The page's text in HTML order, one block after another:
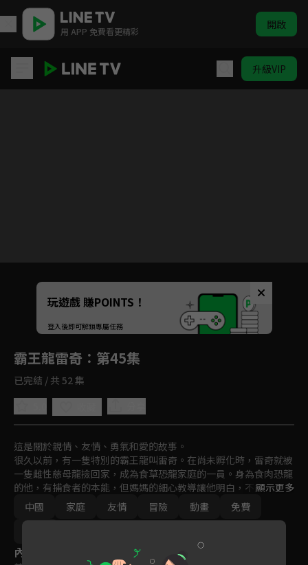
用 APP 免費看更精彩 開啟
升級VIP
Unmute
如有不便請見諒
玩遊戲 賺POINTS！
登入後即可解鎖專屬任務
霸王龍雷奇 ：第45集
已完結 / 共 52 集
這是關於親情、友情、勇氣和愛的故事。
很久以前，有一隻特別的霸王龍叫雷奇。在尚未孵化時，雷奇就被
一隻雌性慈母龍撿回家，成為食草恐龍家庭的一員。身為食肉恐龍
的他，有捕食者的本能，但媽媽的細心教導讓他明白，不能傷害他
人，雷奇努力克制，成為一隻外表兇猛，但心地善良的霸王龍。在
與家人、朋友、鄰居們的相處，雷奇與性格各異的恐龍朋友們相互
理解、陪伴，體會親情、友情的溫暖，學會勇敢和愛，一起快樂生
顯示更多
中國
家庭 友情 冒險 動畫
免費
內容標籤